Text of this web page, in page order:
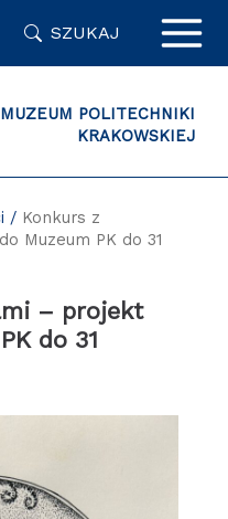
SZUKAJ
MUZEUM POLITECHNIKI
KRAKOWSKIEJ
/ Konkurs z
Muzeum PK do 31
– projekt
do 31